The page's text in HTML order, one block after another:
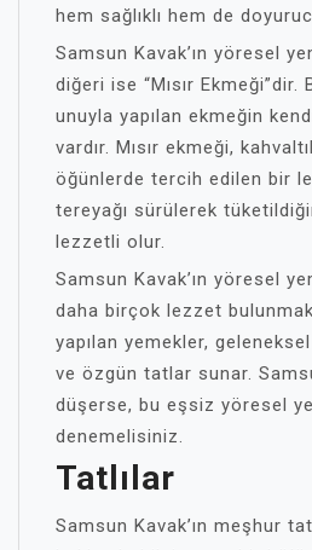
hem sağlıklı hem de
Samsun Kavak’ın yöresel
diğeri ise “Mısır Ekmeği”dir.
unuyla yapılan ekmeğin
vardır. Mısır ekmeği,
öğünlerde tercih edilen bir
tereyağı sürülerek
lezzetli olur.
Samsun Kavak’ın yöresel
daha birçok lezzet
yapılan yemekler,
ve özgün tatlar sunar.
düşerse, bu eşsiz yöresel
denemelisiniz.
Tatlılar
Samsun Kavak’ın meşhur